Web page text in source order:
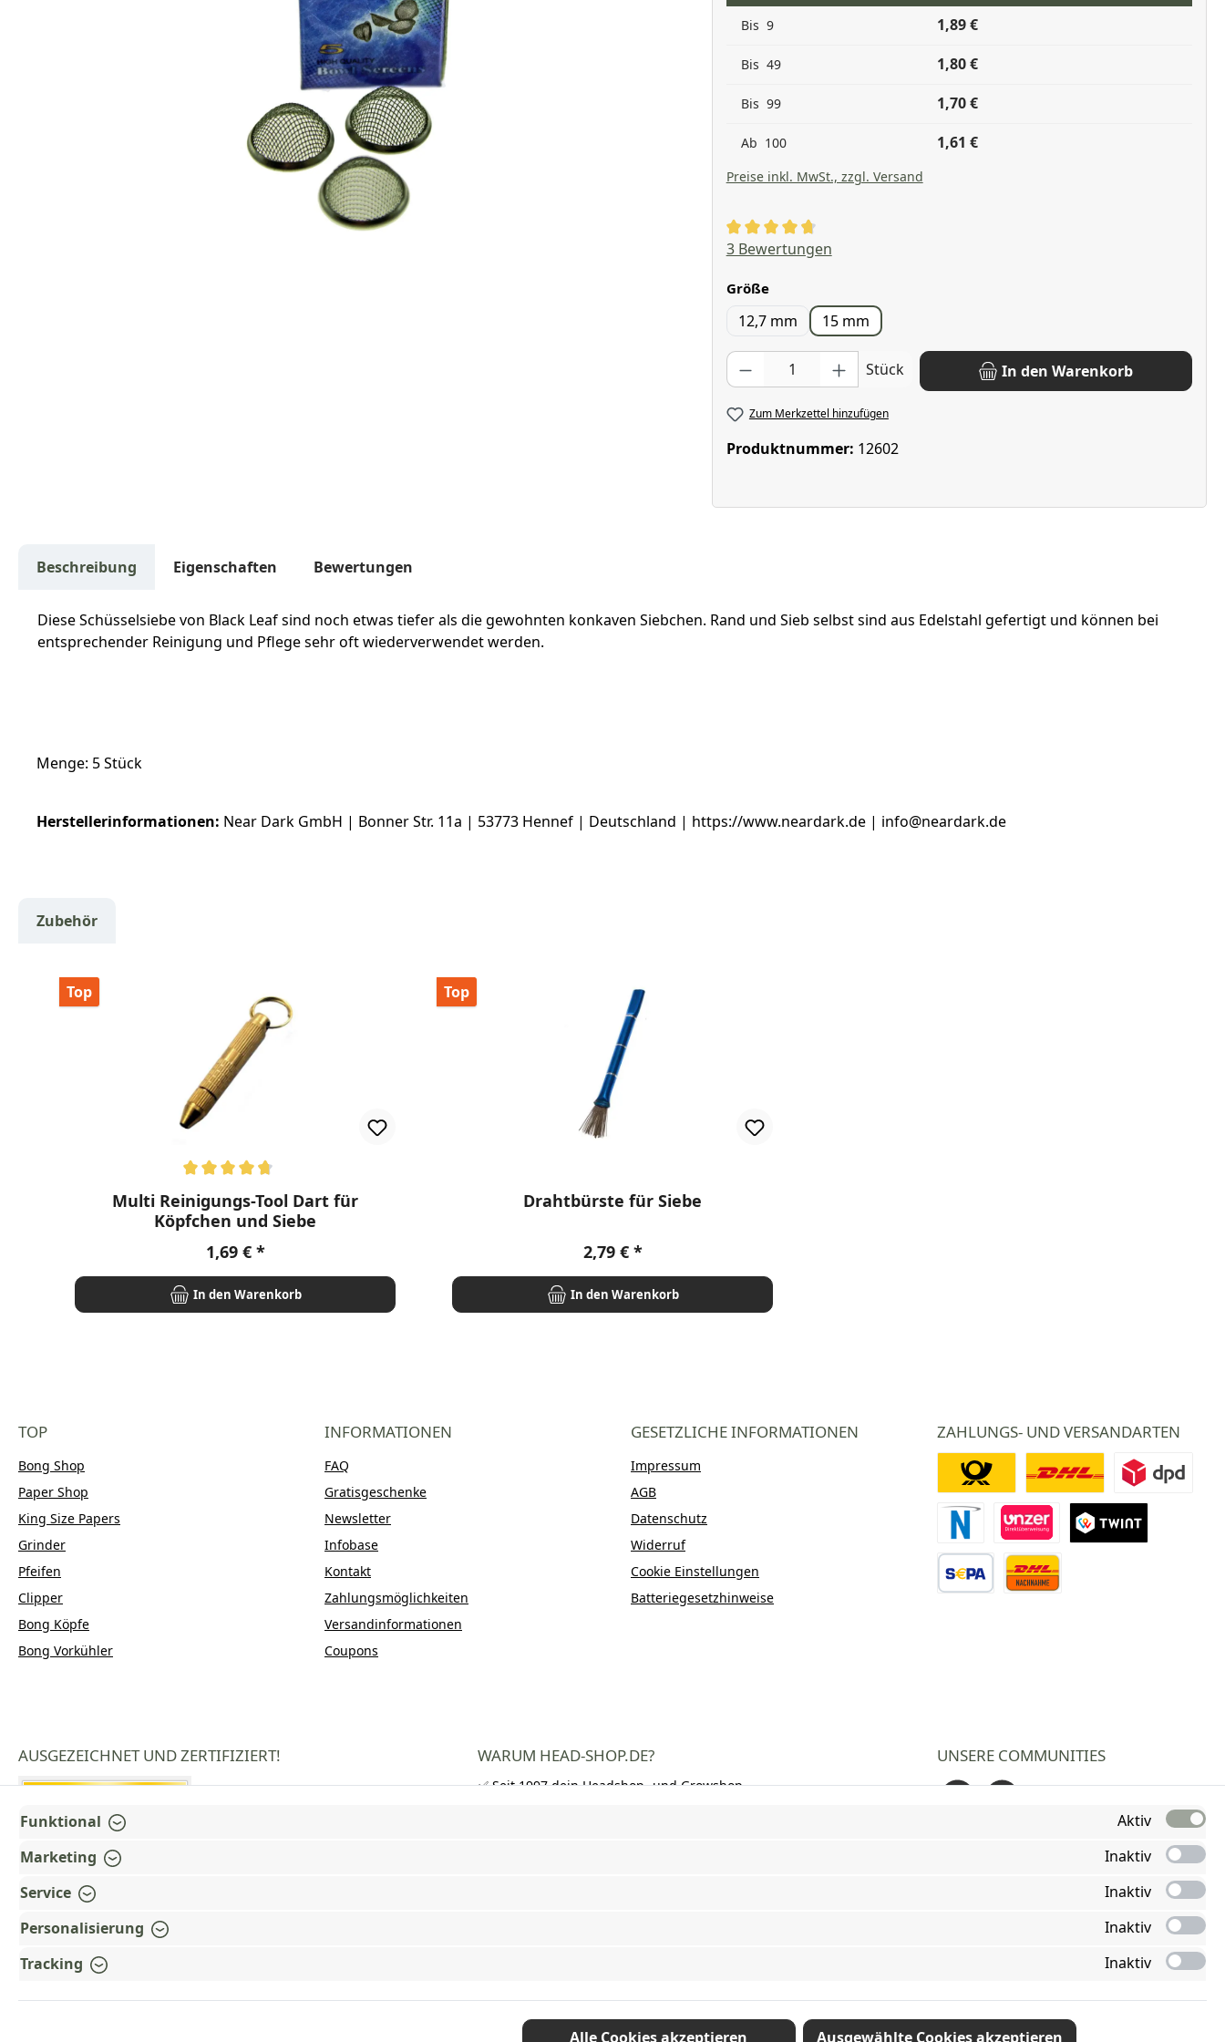
Bis 9 1,89 €
Bis 49 1,80 €
Bis 99 1,70 €
Ab 100 1,61 €
Preise inkl. MwSt., zzgl. Versand
Durchschnittliche Bewertung von 4.67 von 5 Sternen
3 Bewertungen
Größeauswählen
12,7 mm 15 mm
Produkt Anzahl: Gib den gewünschten Wert ein oder benutze die Schaltflächen
Stück In den Warenkorb
Zum Merkzettel hinzufügen
Produktnummer: 12602
Beschreibung Eigenschaften Bewertungen
Diese Schüsselsiebe von Black Leaf sind noch etwas tiefer als die gewohnten konkaven Siebchen. Rand und Sieb selbst sind aus Edelstahl gefertigt und können bei
entsprechender Reinigung und Pflege sehr oft wiederverwendet werden.
Menge: 5 Stück
Herstellerinformationen: Near Dark GmbH | Bonner Str. 11a | 53773 Hennef | Deutschland | https://www.neardark.de | info@neardark.de
Zubehör
Produktgalerie überspringen
Top
Durchschnittliche Bewertung von 4.8 von 5 Sternen
Multi Reinigungs-Tool Dart für
Köpfchen und Siebe
Regulärer Preis:
1,69 €
In den Warenkorb
Top
Drahtbürste für Siebe
Regulärer Preis:
2,79 €
In den Warenkorb
TOP
Bong Shop
Paper Shop
King Size Papers
Grinder
Pfeifen
Clipper
Bong Köpfe
Bong Vorkühler
INFORMATIONEN
FAQ
Gratisgeschenke
Newsletter
Infobase
Kontakt
Zahlungsmöglichkeiten
Versandinformationen
Coupons
GESETZLICHE INFORMATIONEN
Impressum
AGB
Datenschutz
Widerruf
Cookie Einstellungen
Batteriegesetzhinweise
ZAHLUNGS- UND VERSANDARTEN
Novalnet ZahlungDirektüberweisung
Deutsche PostDHL DPD
AUSGEZEICHNET UND ZERTIFIZIERT! WARUM HEAD-SHOP.DE?
✅ Seit 1997 dein Headshop- und Growshop-
UNSERE COMMUNITIES
Funktional
Aktiv
Marketing
Inaktiv
Service
Inaktiv
Personalisierung
Inaktiv
Tracking
Inaktiv
Alle Cookies akzeptieren Ausgewählte Cookies akzeptieren